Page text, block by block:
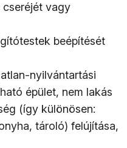
cseréjét vagy
beépítését
nyilvántartási
épület, nem lakás
(így különösen:
tároló) felújítása,